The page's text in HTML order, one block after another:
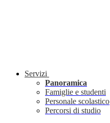
Servizi
Panoramica
Famiglie e studenti
Personale scolastico
Percorsi di studio